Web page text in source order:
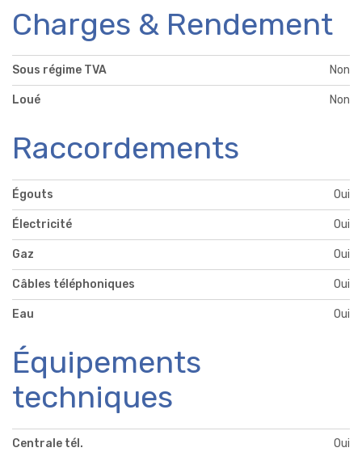
Charges & Rendement
Sous régime TVA Non
Loué Non
Raccordements
Égouts Oui
Électricité Oui
Gaz Oui
Câbles téléphoniques Oui
Eau Oui
Équipements
techniques
Centrale tél. Oui